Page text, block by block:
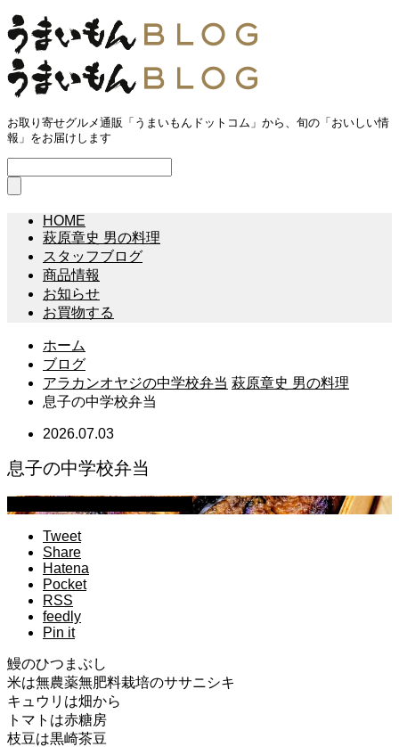
お取り寄せグルメ通販「うまいもんドットコム」から、旬の「おいしい情
報」をお届けします
HOME
萩原章史 男の料理
スタッフブログ
商品情報
お知らせ
お買物する
ホーム
ブログ
アラカンオヤジの中学校弁当 萩原章史 男の料理
息子の中学校弁当
2026.07.03
息子の中学校弁当
Tweet
Share
Hatena
Pocket
RSS
feedly
Pin it
鰻のひつまぶし
米は無農薬無肥料栽培のササニシキ
キュウリは畑から
トマトは赤糖房
枝豆は黒崎茶豆